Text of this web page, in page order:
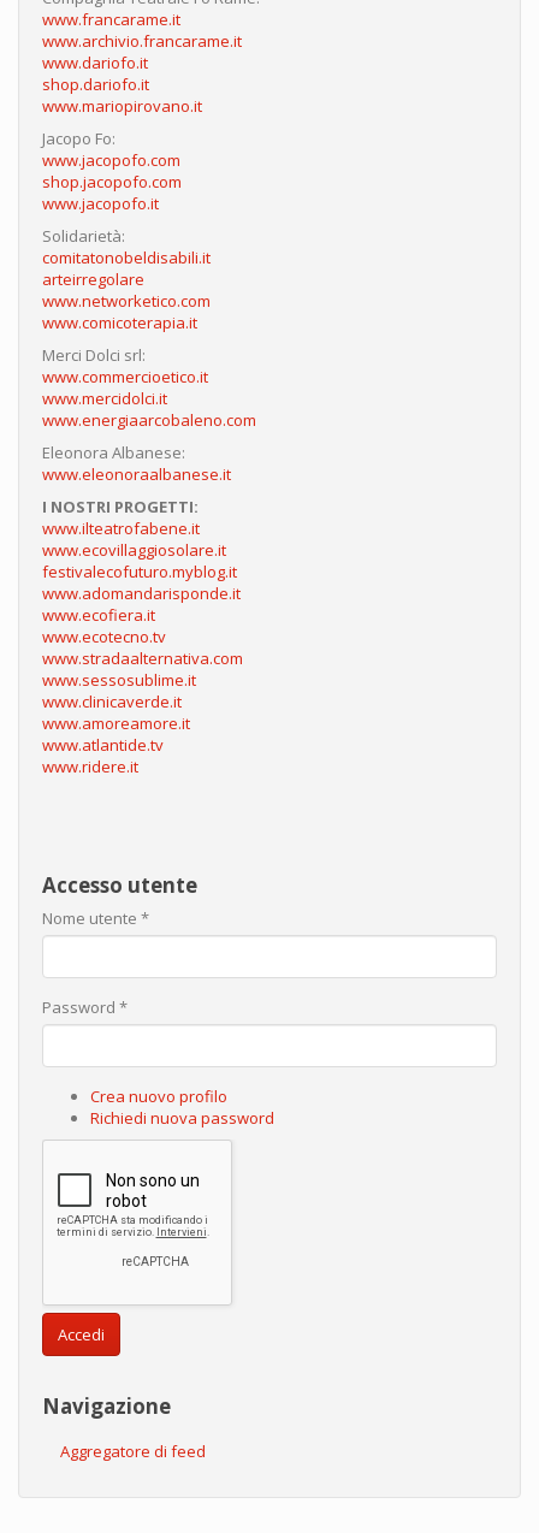
www.francarame.it
www.archivio.francarame.it
www.dariofo.it
shop.dariofo.it
www.mariopirovano.it
Jacopo Fo:
www.jacopofo.com
shop.jacopofo.com
www.jacopofo.it
Solidarietà:
comitatonobeldisabili.it
arteirregolare
www.networketico.com
www.comicoterapia.it
Merci Dolci srl:
www.commercioetico.it
www.mercidolci.it
www.energiaarcobaleno.com
Eleonora Albanese:
www.eleonoraalbanese.it
I NOSTRI PROGETTI:
www.ilteatrofabene.it
www.ecovillaggiosolare.it
festivalecofuturo.myblog.it
www.adomandarisponde.it
www.ecofiera.it
www.ecotecno.tv
www.stradaalternativa.com
www.sessosublime.it
www.clinicaverde.it
www.amoreamore.it
www.atlantide.tv
www.ridere.it
Accesso utente
Nome utente *
Password *
Crea nuovo profilo
Richiedi nuova password
Accedi
Navigazione
Aggregatore di feed